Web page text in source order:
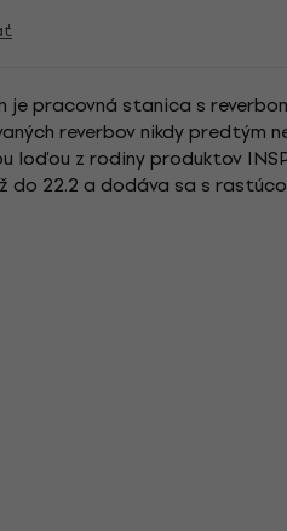
je pracovná stanica s
reverbov nikdy predtým
loďou z rodiny produktov
22.2 a dodáva sa s